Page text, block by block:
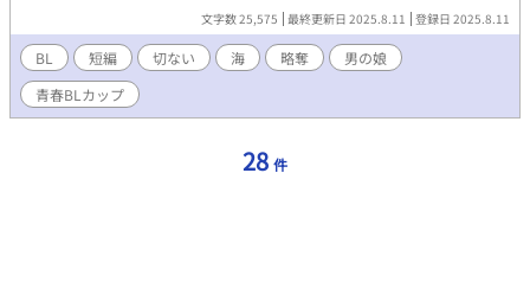
文字数 25,575 最終更新日 2025.8.11 登録日 2025.8.11
BL 短編 切ない 海 略奪
男の娘
青春BLカップ​
28 件